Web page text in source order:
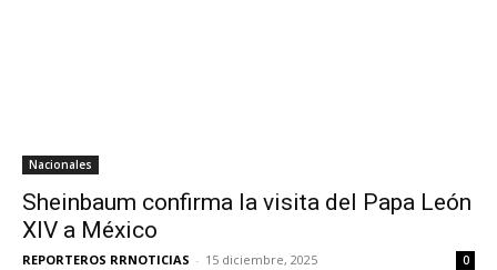
Nacionales
Sheinbaum confirma la visita del Papa León
XIV a México
REPORTEROS RRNOTICIAS - 15 diciembre, 2025 0